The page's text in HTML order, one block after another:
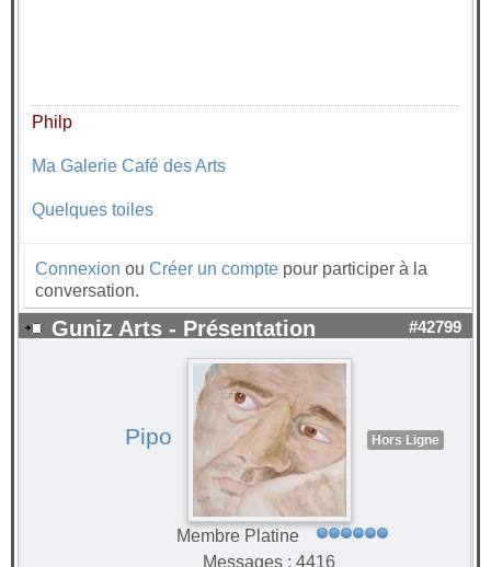
Philp
Ma Galerie Café des Arts
Quelques toiles
Connexion ou Créer un compte pour participer à la
conversation.
Guniz Arts - Présentation #42799
Pipo Hors Ligne
Membre Platine
Messages : 4416